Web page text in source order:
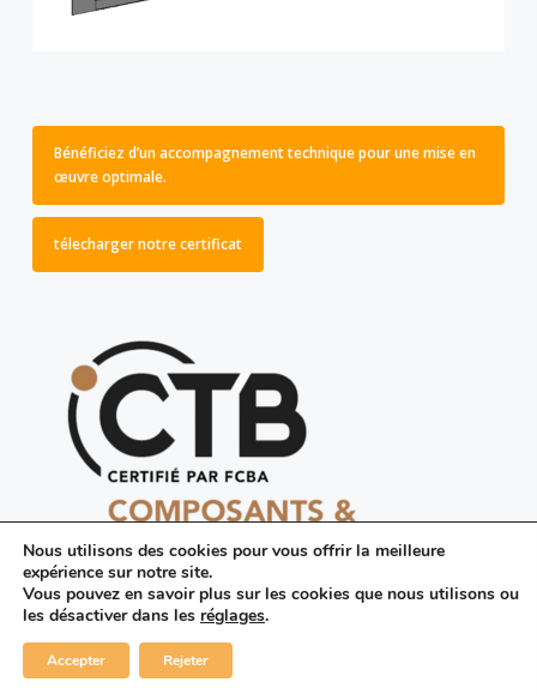
Bénéficiez d’un accompagnement technique pour une mise en
œuvre optimale.
télecharger notre certificat
Nous utilisons des cookies pour vous offrir la meilleure
expérience sur notre site.
Vous pouvez en savoir plus sur les cookies que nous utilisons ou
les désactiver dans les réglages.
Accepter Rejeter